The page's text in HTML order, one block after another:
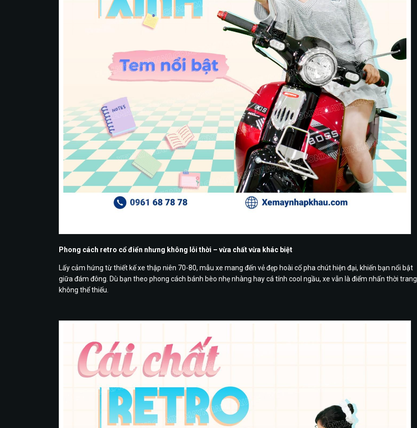
Phong cách retro cổ điển nhưng không lỗi thời – vừa chất vừa khác biệt
Lấy cảm hứng từ thiết kế xe thập niên 70-80, mẫu xe mang đến vẻ đẹp hoài cổ pha chút hiện đại, khiến bạn nổi bật
giữa đám đông. Dù bạn theo phong cách bánh bèo nhẹ nhàng hay cá tính cool ngầu, xe vẫn là điểm nhấn thời trang
không thể thiếu.